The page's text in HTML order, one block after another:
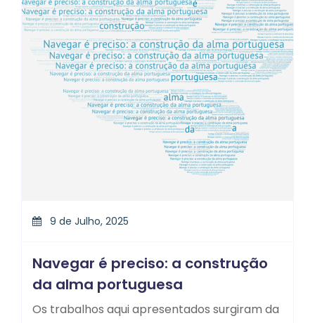
9 de Julho, 2025
Navegar é preciso: a construção
da alma portuguesa
Os trabalhos aqui apresentados surgiram da